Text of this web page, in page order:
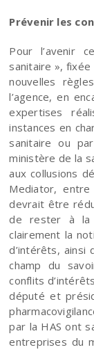
Prévenir les
Pour l’avenir
sanitaire », fixée
nouvelles
l’agence, en
expertises
instances en
sanitaire ou
ministère de la
aux collusions
Mediator,
devrait être
de rester à la
clairement la
d’intérêts, ainsi
champ du
conflits
député et
par la HAS ont
entreprises du